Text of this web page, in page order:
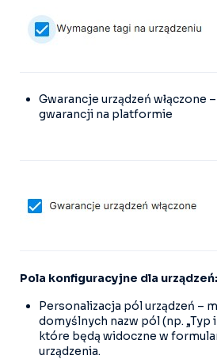
Gwarancje urządzeń włączone –
gwarancji na platformie
Pola konfiguracyjne dla urządzeń:
Personalizacja pól urządzeń –
domyślnych nazw pól (np. „Typ
które będą widoczne w
urządzenia.